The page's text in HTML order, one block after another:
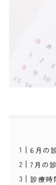
6月の
7月の
診療時